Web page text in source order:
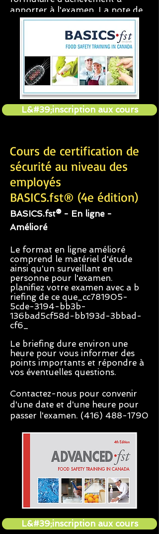
apporter à l'examen. La note de
passage est de 74 %.
L&#39;inscription aux cours
Cours de certification de
sécurité au niveau des
employés
BASICS.fst® (4e édition)
BASICS.fst® - En ligne -
Amélioré
Le format en ligne amélioré
comprend le matériel d'étude
ainsi qu'un surveillant en
personne pour l'examen.
planifiez votre examen avec a b
riefing de ce que_cc781905-
5cde-3194-bb3b-
136bad5cf58d-bb193d-3bbad-
cf6_
Le briefing dure environ une
heure pour vous informer des
points importants et répondre à
vos éventuelles questions.
Contactez-nous pour convenir
d'une date et d'une heure pour
passer l'examen. (416) 488-1790
L&#39;inscription aux cours